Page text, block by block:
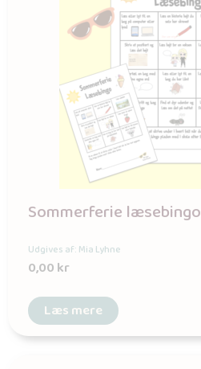
Sommerferie læsebingo
Udgives af: Mia Lyhne
0,00kr
Læs mere